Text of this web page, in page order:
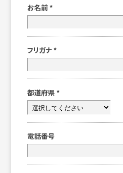
お名前 *
フリガナ *
都道府県 *
電話番号